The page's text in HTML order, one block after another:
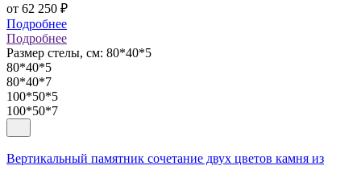
от 62 250 ₽
Подробнее
Подробнее
Размер стелы, см: 80*40*5
80*40*5
80*40*7
100*50*5
100*50*7
Вертикальный памятник сочетание двух цветов камня из